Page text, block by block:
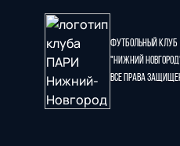
Футбольный клуб
"Нижний
Все права